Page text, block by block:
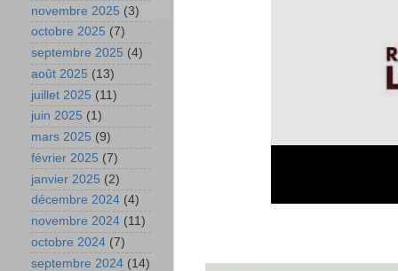
novembre 2025 (3)
octobre 2025 (7)
septembre 2025 (4)
août 2025 (13)
juillet 2025 (11)
juin 2025 (1)
mars 2025 (9)
février 2025 (7)
janvier 2025 (2)
décembre 2024 (4)
novembre 2024 (11)
octobre 2024 (7)
septembre 2024 (14)